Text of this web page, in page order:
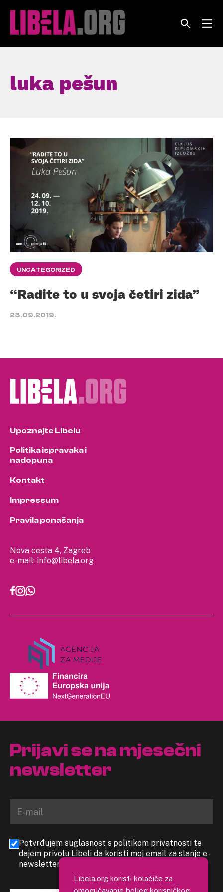
luka pešun
UNCATEGORIZED
“Radite to u svoja četiri zida”
23.09.2019.
Nova cesta 4, Zagreb
e-mail: info@libela.org
Upoznajte Libelu
Politika ispravaka i
nadopuna
Kontakt
Impressum
Pravila ponašanja
Prijavi se na mjesečni
newsletter
Potvrđujem suglasnost s politikom privatnosti te
dajem privolu Libeli da koristi moj email za slanje e-
newslettera
Libela.org koristi kolačiće za
omogućavanje boljeg korisničkog